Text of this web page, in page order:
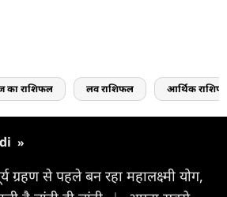
राशिफल लव राशिफल आर्थिक
»
से पहले बन रहा महालक्ष्मी योग,